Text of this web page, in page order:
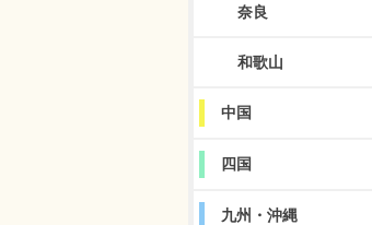
奈良
和歌山
中国
四国
九州・沖縄